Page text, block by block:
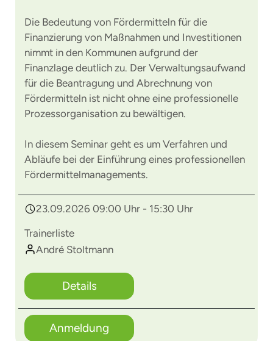
Die Bedeutung von Fördermitteln für die
Finanzierung von Maßnahmen und Investitionen
nimmt in den Kommunen aufgrund der
Finanzlage deutlich zu. Der Verwaltungsaufwand
für die Beantragung und Abrechnung von
Fördermitteln ist nicht ohne eine professionelle
Prozessorganisation zu bewältigen.
In diesem Seminar geht es um Verfahren und
Abläufe bei der Einführung eines professionellen
Fördermittelmanagements.
23.09.2026 09:00 Uhr - 15:30 Uhr
Trainerliste
André Stoltmann
Details
Anmeldung